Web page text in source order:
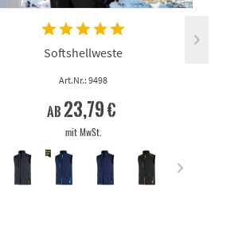
Softshellweste
Art.Nr.: 9498
ab 23,79 €
mit MwSt.